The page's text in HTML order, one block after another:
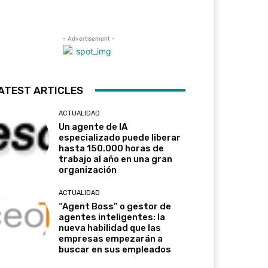
- Advertisement -
ARTICLES
ACTUALIDAD
Un agente de IA
especializado puede liberar
hasta 150.000 horas de
trabajo al año en una gran
organización
ACTUALIDAD
“Agent Boss” o gestor de
agentes inteligentes: la
nueva habilidad que las
empresas empezarán a
buscar en sus empleados